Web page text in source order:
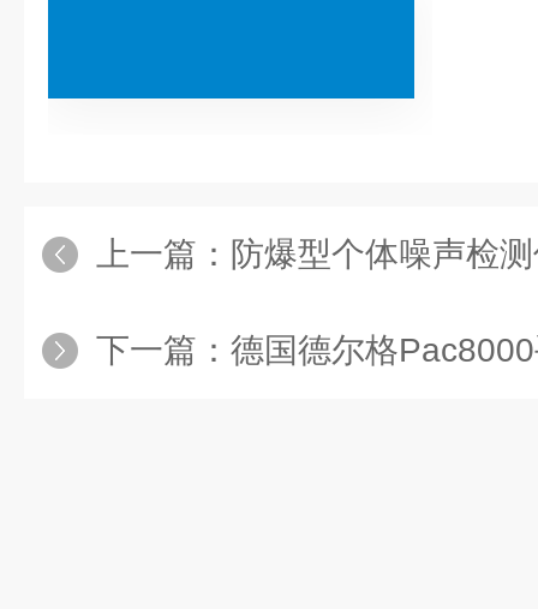
上一篇： 防爆型个体噪声检测仪：保
下一篇： 德国德尔格Pac8000手持式氰